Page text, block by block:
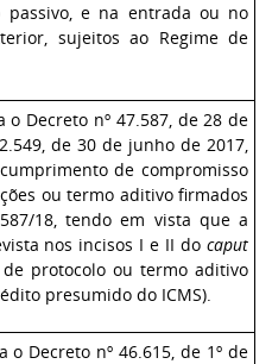
passivo, e na entrada ou no
sujeitos ao Regime de
o Decreto nº 47.587, de 28 de
de 30 de junho de 2017,
de compromisso
ou termo aditivo firmados
18, tendo em vista que a
nos incisos I e II docaput
protocolo ou termo aditivo
presumido do ICMS).
o Decreto nº 46.615, de 1º de